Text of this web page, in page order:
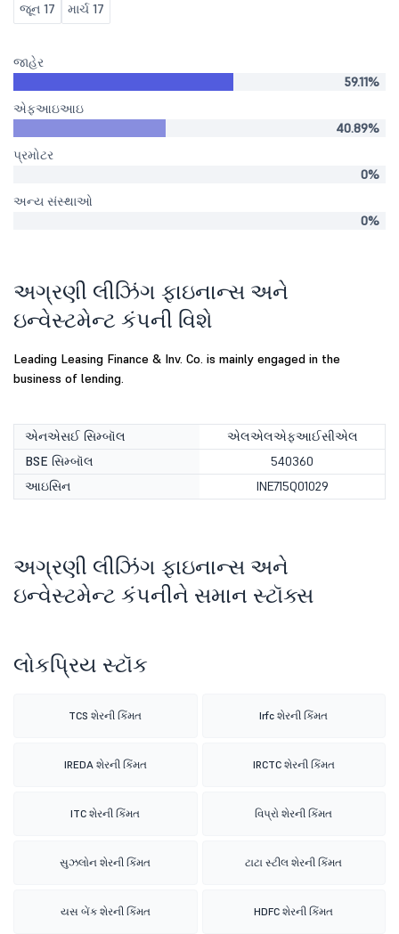
જૂન 17
માર્ચ 17
જાહેર
59.11%
એફઆઇઆઇ
40.89%
પ્રમોટર
0%
અન્ય સંસ્થાઓ
0%
અગ્રણી લીઝિંગ ફાઇનાન્સ અને
ઇન્વેસ્ટમેન્ટ કંપની વિશે
Leading Leasing Finance & Inv. Co. is mainly engaged in the
business of lending.
એનએસઈ સિમ્બૉલ
એલએલએફઆઈસીએલ
BSE સિમ્બૉલ
540360
આઇસિન
INE715Q01029
અગ્રણી લીઝિંગ ફાઇનાન્સ અને
ઇન્વેસ્ટમેન્ટ કંપનીને સમાન સ્ટૉક્સ
લોકપ્રિય સ્ટૉક
TCS શેરની કિંમત Irfc શેરની કિંમત
IREDA શેરની કિંમત IRCTC શેરની કિંમત
ITC શેરની કિંમત વિપ્રો શેરની કિંમત
સુઝલોન શેરની કિંમત ટાટા સ્ટીલ શેરની કિંમત
યસ બેંક શેરની કિંમત HDFC શેરની કિંમત